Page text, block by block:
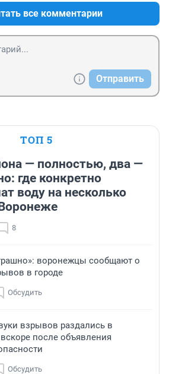
все комментарии
Отправить
ТОП 5
— полностью, два —
где конкретно
воду на несколько
8
воронежцы сообщают о
в городе
Обсудить
взрывов раздались в
после объявления
Обсудить